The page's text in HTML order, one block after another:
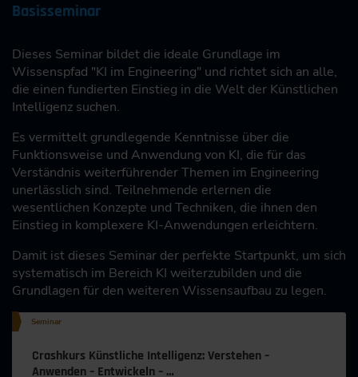
Basisseminar
Dieses Seminar bildet die ideale Grundlage im
Wissenspfad "KI im Engineering" und richtet sich an alle,
die einen fundierten Einstieg in die Welt der Künstlichen
Intelligenz suchen.
Es vermittelt grundlegende Kenntnisse über die
Funktionsweise und Anwendung von KI, die für das
Verständnis weiterführender Themen im Engineering
unerlässlich sind. Teilnehmende erlernen die
wesentlichen Konzepte und Techniken, die ihnen den
Einstieg in komplexere KI-Anwendungen erleichtern.
Damit ist dieses Seminar der perfekte Startpunkt, um sich
systematisch im Bereich KI weiterzubilden und die
Grundlagen für den weiteren Wissensaufbau zu legen.
Seminar
Crashkurs Künstliche Intelligenz: Verstehen –
Anwenden – Entwickeln – …